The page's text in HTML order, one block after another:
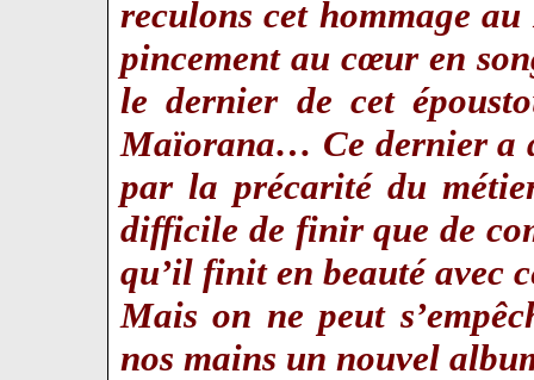
reculons cet hommage
pincement au cœur en
le dernier de cet
Maïorana… Ce dernier a
par la précarité du
difficile de finir que de
qu’il finit en beauté avec
Mais on ne peut
nos mains un nouvel